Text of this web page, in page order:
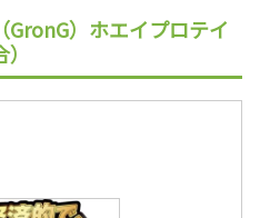
）ホエイプロテイ